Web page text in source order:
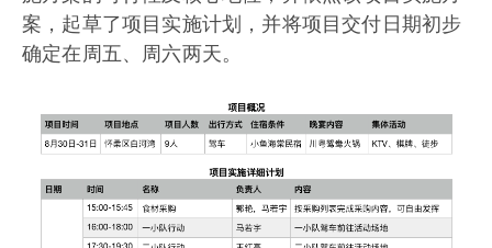
案，起草了项目实施计划，并将项目交付日期初步
确定在周五、周六两天。